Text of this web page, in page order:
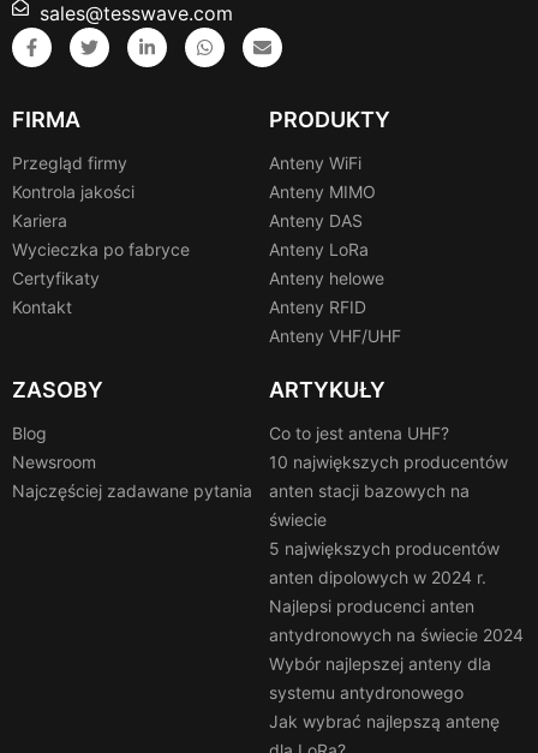
sales@tesswave.com
FIRMA
Przegląd firmy
Kontrola jakości
Kariera
Wycieczka po fabryce
Certyfikaty
Kontakt
PRODUKTY
Anteny WiFi
Anteny MIMO
Anteny DAS
Anteny LoRa
Anteny helowe
Anteny RFID
Anteny VHF/UHF
ZASOBY
Blog
Newsroom
Najczęściej zadawane pytania
ARTYKUŁY
Co to jest antena UHF?
10 największych producentów
anten stacji bazowych na
świecie
5 największych producentów
anten dipolowych w 2024 r.
Najlepsi producenci anten
antydronowych na świecie 2024
Wybór najlepszej anteny dla
systemu antydronowego
Jak wybrać najlepszą antenę